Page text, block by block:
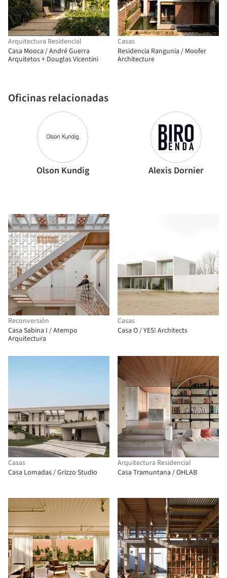
Arquitectura Residencial
Casa Mooca / André Guerra
Arquitetos + Douglas Vicentini
Oficinas relacionadas
Olson Kundig Alexis Dornier
Casas
Residencia Rangunia / Moofer
Architecture
Reconversión
Casa Sabina I / Atempo
Arquitectura
Casas
Casa O / YES! Architects
Casas
Casa Lomadas / Grizzo Studio
Arquitectura Residencial
Casa Tramuntana / OHLAB